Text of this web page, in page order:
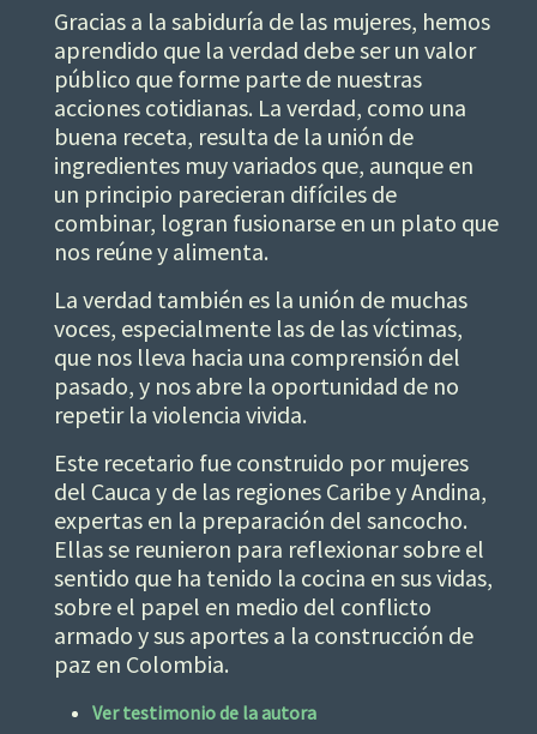
Gracias a la sabiduría de las mujeres, hemos
aprendido que la verdad debe ser un valor
público que forme parte de nuestras
acciones cotidianas. La verdad, como una
buena receta, resulta de la unión de
ingredientes muy variados que, aunque en
un principio parecieran difíciles de
combinar, logran fusionarse en un plato que
nos reúne y alimenta.
La verdad también es la unión de muchas
voces, especialmente las de las víctimas,
que nos lleva hacia una comprensión del
pasado, y nos abre la oportunidad de no
repetir la violencia vivida.
Este recetario fue construido por mujeres
del Cauca y de las regiones Caribe y Andina,
expertas en la preparación del sancocho.
Ellas se reunieron para reflexionar sobre el
sentido que ha tenido la cocina en sus vidas,
sobre el papel en medio del conflicto
armado y sus aportes a la construcción de
paz en Colombia.
Ver testimonio de la autora